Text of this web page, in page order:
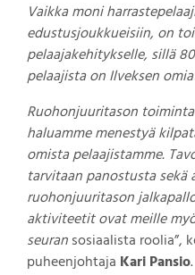
Vaikka moni
edustusjoukkueisiin, on
pelaajakehitykselle, sillä
pelaajista on Ilveksen
Ruohonjuuritason
haluamme menestyä
omista pelaajistamme.
tarvitaan panostusta sekä
ruohonjuuritason
aktiviteetit ovat meille
seuransosiaalista roolia”,
puheenjohtaja Kari Pansio.